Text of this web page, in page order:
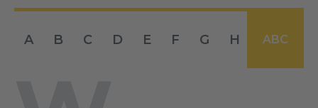
A B C D E F G H I J
ABC